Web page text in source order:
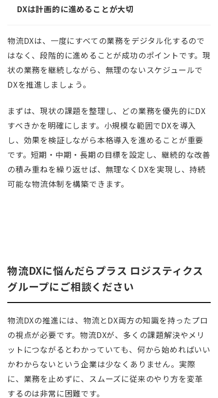
DXは計画的に進めることが大切
物流DXは、一度にすべての業務をデジタル化するので
はなく、段階的に進めることが成功のポイントです。現
状の業務を継続しながら、無理のないスケジュールで
DXを推進しましょう。
まずは、現状の課題を整理し、どの業務を優先的にDX
すべきかを明確にします。小規模な範囲でDXを導入
し、効果を検証しながら本格導入を進めることが重要
です。短期・中期・長期の目標を設定し、継続的な改善
の積み重ねを繰り返せば、無理なくDXを実現し、持続
可能な物流体制を構築できます。
物流DXに悩んだらプラス ロジスティクス
グループにご相談ください
物流DXの推進には、物流とDX両方の知識を持ったプロ
の視点が必要です。物流DXが、多くの課題解決やメリ
ットにつながるとわかっていても、何から始めればいい
かわからないという企業は少なくありません。実際
に、業務を止めずに、スムーズに従来のやり方を変革
するのは非常に困難です。